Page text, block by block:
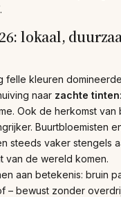
lokaal,
felle kleuren
naar zachte tinten
Ook de herkomst van
Buurtbloemisten
steeds vaker stengels
van de wereld komen.
aan betekenis: bruin
– bewust zonder